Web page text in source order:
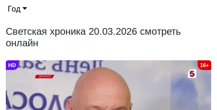
Год
Светская хроника 20.03.2026 смотреть
онлайн
HD 16+